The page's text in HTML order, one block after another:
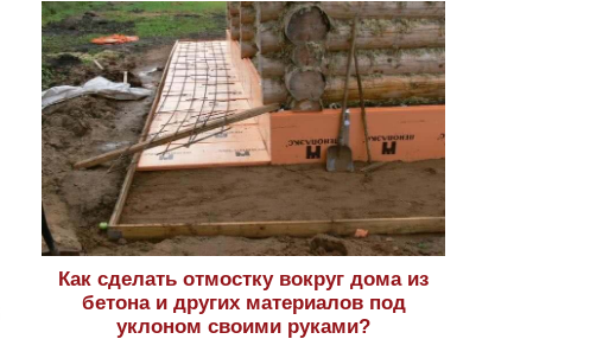
Как сделать отмостку вокруг дома из
бетона и других материалов под
уклоном своими руками?